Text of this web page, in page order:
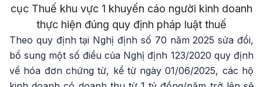
cục Thuế khu vực 1 khuyến cáo người kinh doanh
thực hiện đúng quy định pháp luật thuế
Theo quy định tại Nghị định số 70 năm 2025 sửa đổi,
bổ sung một số điều của Nghị định 123/2020 quy định
về hóa đơn chứng từ, kể từ ngày 01/06/2025, các hộ